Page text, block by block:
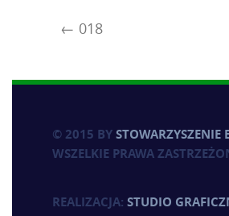
018
© 2015 BYSTOWARZYSZENIE
WSZELKIE PRAWA
REALIZACJA: STUDIO